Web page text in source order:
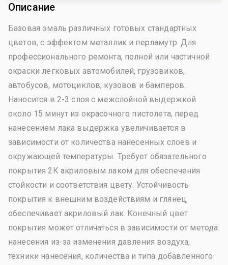
Описание
Базовая эмаль различных готовых стандартных
цветов, с эффектом металлик и перламутр. Для
профессионального ремонта, полной или частичной
окраски легковых автомобилей, грузовиков,
автобусов, мотоциклов, кузовов и бамперов.
Наносится в 2-3 слоя с межслойной выдержкой
около 15 минут из окрасочного пистолета, перед
нанесением лака выдержка увеличивается в
зависимости от количества нанесенных слоев и
окружающей температуры. Требует обязательного
покрытия 2К акриловым лаком для обеспечения
стойкости и соответствия цвету. Устойчивость
покрытия к внешним воздействиям и глянец,
обеспечивает акриловый лак. Конечный цвет
покрытия может отличаться в зависимости от метода
нанесения из-за изменения давления воздуха,
техники нанесения, количества и типа добавленного